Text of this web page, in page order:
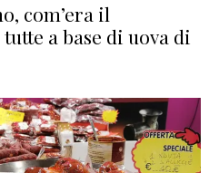
com’era il
a base di uova di